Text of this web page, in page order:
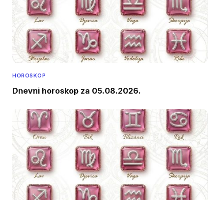
HOROSKOP
Dnevni horoskop za 05.08.2026.